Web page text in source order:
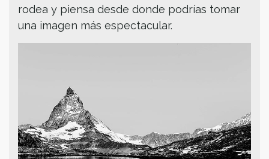
rodea y piensa desde donde podrías tomar
una imagen más espectacular.